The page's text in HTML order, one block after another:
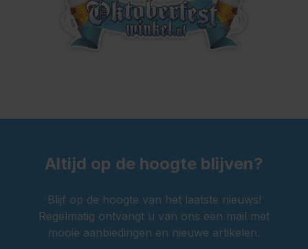
Altijd op de hoogte blijven?
Blijf op de hoogte van het laatste nieuws!
Regelmatig ontvangt u van ons een mail met
mooie aanbiedingen en nieuwe artikelen.